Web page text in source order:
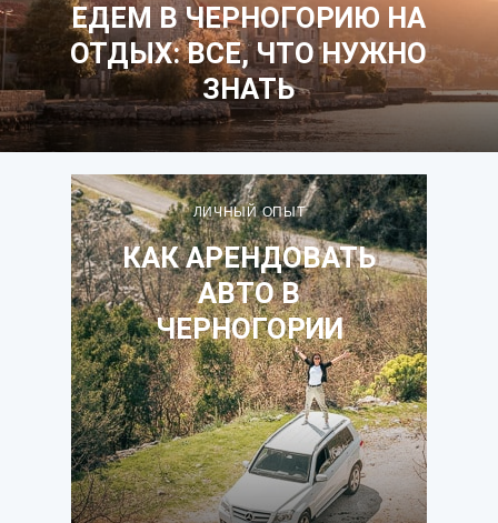
ЕДЕМ В ЧЕРНОГОРИЮ НА
ОТДЫХ: ВСЕ, ЧТО НУЖНО
ЗНАТЬ
ЛИЧНЫЙ ОПЫТ
КАК АРЕНДОВАТЬ
АВТО В
ЧЕРНОГОРИИ